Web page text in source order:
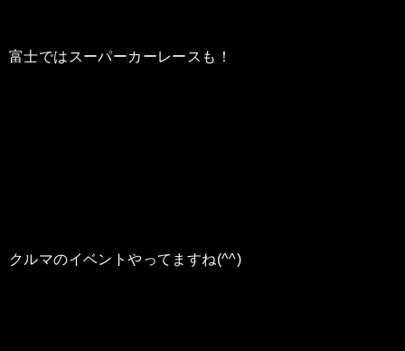
富士ではスーパーカーレースも！
クルマのイベントやってますね(^^)